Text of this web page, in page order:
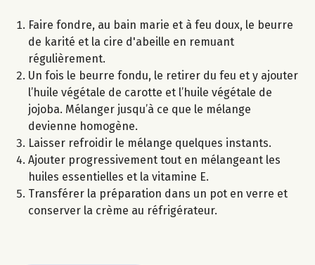
Faire fondre, au bain marie et à feu doux, le beurre
de karité et la cire d'abeille en remuant
régulièrement.
Un fois le beurre fondu, le retirer du feu et y ajouter
l’huile végétale de carotte et l’huile végétale de
jojoba. Mélanger jusqu’à ce que le mélange
devienne homogène.
Laisser refroidir le mélange quelques instants.
Ajouter progressivement tout en mélangeant les
huiles essentielles et la vitamine E.
Transférer la préparation dans un pot en verre et
conserver la crème au réfrigérateur.